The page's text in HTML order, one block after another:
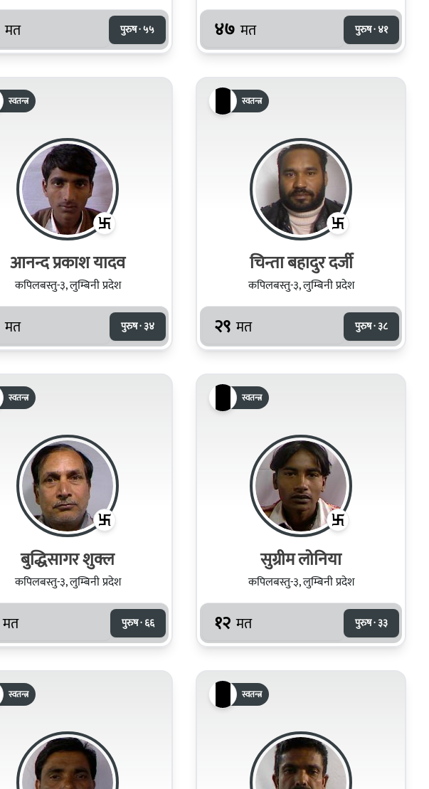
मत पुरुष · ५५ ४७ मत पुरुष · ४१
स्वतन्त्र
आनन्द प्रकाश यादव
कपिलबस्तु-३, लुम्बिनी प्रदेश
मत पुरुष · ३४
स्वतन्त्र
चिन्ता बहादुर दर्जी
कपिलबस्तु-३, लुम्बिनी प्रदेश
२९ मत पुरुष · ३८
स्वतन्त्र
बुद्धिसागर शुक्ल
कपिलबस्तु-३, लुम्बिनी प्रदेश
मत पुरुष · ६६
स्वतन्त्र
सुग्रीम लोनिया
कपिलबस्तु-३, लुम्बिनी प्रदेश
१२ मत पुरुष · ३३
स्वतन्त्र स्वतन्त्र